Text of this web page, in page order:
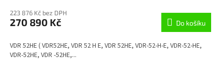
M
A
223 876 Kč bez DPH
270 890 Kč Do košíku
VDR 52HE ( VDR52HE, VDR 52 H E, VDR 52HE, VDR-52-H-E, VDR-52-HE,
VDR-52HE, VDR -52HE,...